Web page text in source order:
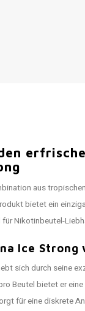
aus
bietet ein
Nikotinbeutel-
Ice Strong
sich durch seine
Beutel bietet er
für eine diskrete